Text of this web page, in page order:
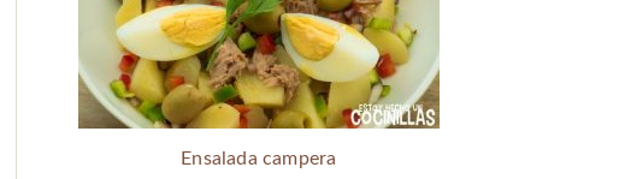
Ensalada campera